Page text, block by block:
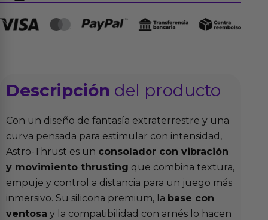
Descripción del producto
Con un diseño de fantasía extraterrestre y una
curva pensada para estimular con intensidad,
Astro-Thrust es un consolador con vibración
y movimiento thrusting que combina textura,
empuje y control a distancia para un juego más
inmersivo. Su silicona premium, la base con
ventosa y la compatibilidad con arnés lo hacen